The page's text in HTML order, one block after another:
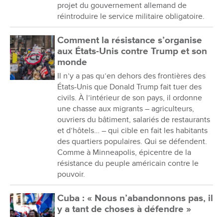
projet du gouvernement allemand de
réintroduire le service militaire obligatoire.
Comment la résistance s’organise
aux États-Unis contre Trump et son
monde
Il n’y a pas qu’en dehors des frontières des
États-Unis que Donald Trump fait tuer des
civils. À l’intérieur de son pays, il ordonne
une chasse aux migrants – agriculteurs,
ouvriers du bâtiment, salariés de restaurants
et d’hôtels… – qui cible en fait les habitants
des quartiers populaires. Qui se défendent.
Comme à Minneapolis, épicentre de la
résistance du peuple américain contre le
pouvoir.
Cuba : « Nous n’abandonnons pas, il
y a tant de choses à défendre »